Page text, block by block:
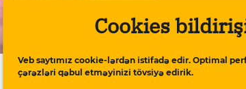
Cookies
Veb saytımız cookie-lərdən istifadə edir. Optimal
çərəzləri qəbul etməyinizi tövsiyə edirik.